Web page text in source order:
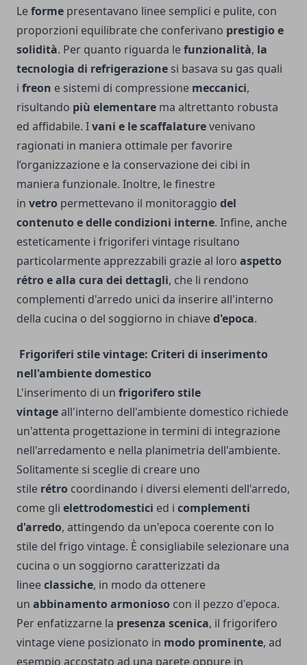
Leforme presentavano linee semplici e pulite, con
proporzioni equilibrate che conferivano prestigio e
solidità. Per quanto riguarda lefunzionalità, la
tecnologia di refrigerazione si basava su gas quali
i freon e sistemi di compressione meccanici,
risultando più elementare ma altrettanto robusta
ed affidabile. Ivani e le scaffalaturevenivano
ragionati in maniera ottimale per favorire
l’organizzazione e la conservazione dei cibi in
maniera funzionale. Inoltre, le finestre
in vetro permettevano il monitoraggio del
contenuto e delle condizioni interne. Infine, anche
esteticamente i frigoriferi vintage risultano
particolarmente apprezzabili grazie al loro aspetto
rétro e alla cura dei dettagli, che li rendono
complementi d'arredo unici da inserire all'interno
della cucina o del soggiorno in chiaved'epoca.
Frigoriferi stile vintage: Criteri di inserimento
nell'ambiente domestico
L'inserimento di un frigorifero stile
vintageall'interno dell'ambiente domestico richiede
un'attenta progettazione in termini di integrazione
nell'arredamento e nella planimetria dell'ambiente.
Solitamente si sceglie di creare uno
stile rétro coordinando i diversi elementi dell'arredo,
come gli elettrodomestici ed i complementi
d'arredo, attingendo da un'epoca coerente con lo
stile del frigo vintage. È consigliabile selezionare una
cucina o un soggiorno caratterizzati da
lineeclassiche, in modo da ottenere
un abbinamento armonioso con il pezzo d'epoca.
Per enfatizzarne la presenza scenica, il frigorifero
vintage viene posizionato in modo prominente, ad
esempio accostato ad una parete oppure in